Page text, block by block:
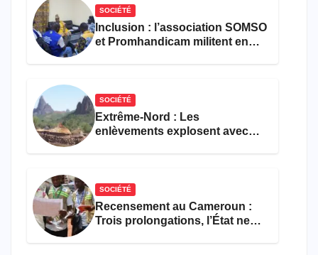
SOCIÉTÉ
Inclusion : l’association SOMSO
et Promhandicam militent en
SOCIÉTÉ
Extrême-Nord : Les
enlèvements explosent avec
SOCIÉTÉ
Recensement au Cameroun :
Trois prolongations, l’État ne